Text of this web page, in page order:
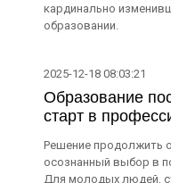
кардинально
образовании.
2025-12-18 08:03:21
Образование
старт в
Решение продолжить
осознанный выбор в
Для молодых людей,